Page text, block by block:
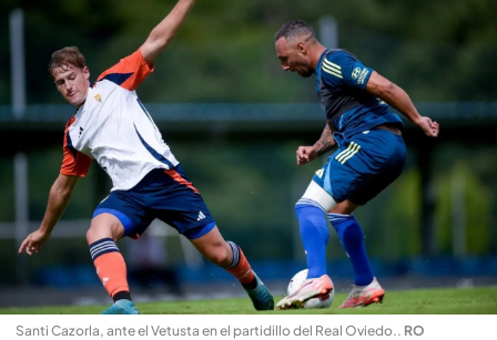
Santi Cazorla, ante el Vetusta en el partidillo del Real Oviedo.. RO